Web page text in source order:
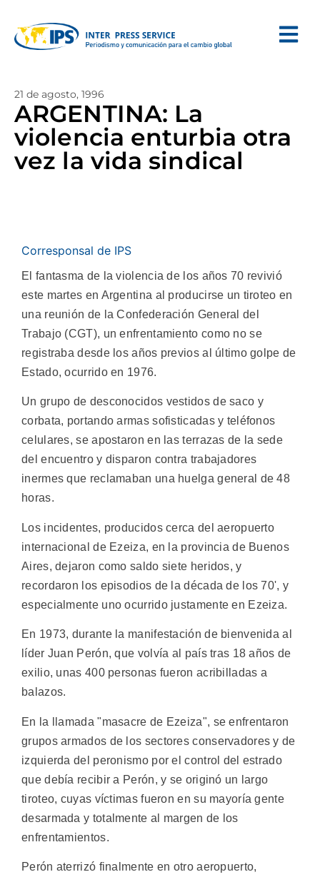
21 de agosto, 1996
ARGENTINA: La
violencia enturbia otra
vez la vida sindical
Corresponsal de IPS
El fantasma de la violencia de los años 70 revivió
este martes en Argentina al producirse un tiroteo en
una reunión de la Confederación General del
Trabajo (CGT), un enfrentamiento como no se
registraba desde los años previos al último golpe de
Estado, ocurrido en 1976.
Un grupo de desconocidos vestidos de saco y
corbata, portando armas sofisticadas y teléfonos
celulares, se apostaron en las terrazas de la sede
del encuentro y disparon contra trabajadores
inermes que reclamaban una huelga general de 48
horas.
Los incidentes, producidos cerca del aeropuerto
internacional de Ezeiza, en la provincia de Buenos
Aires, dejaron como saldo siete heridos, y
recordaron los episodios de la década de los 70', y
especialmente uno ocurrido justamente en Ezeiza.
En 1973, durante la manifestación de bienvenida al
líder Juan Perón, que volvía al país tras 18 años de
exilio, unas 400 personas fueron acribilladas a
balazos.
En la llamada "masacre de Ezeiza", se enfrentaron
grupos armados de los sectores conservadores y de
izquierda del peronismo por el control del estrado
que debía recibir a Perón, y se originó un largo
tiroteo, cuyas víctimas fueron en su mayoría gente
desarmada y totalmente al margen de los
enfrentamientos.
Perón aterrizó finalmente en otro aeropuerto,